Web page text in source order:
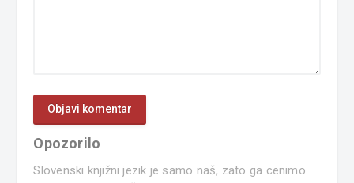
Opozorilo
Slovenski knjižni jezik je samo naš, zato ga cenimo.